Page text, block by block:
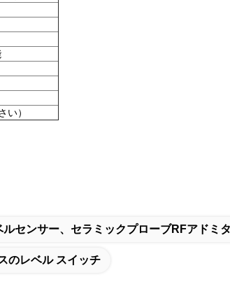
い）
センサー、セラミックプローブRFアドミ
のレベル スイッチ